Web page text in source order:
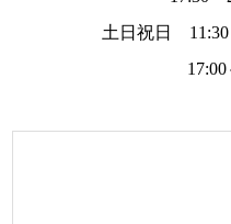
土日祝日 11:30
17:00～